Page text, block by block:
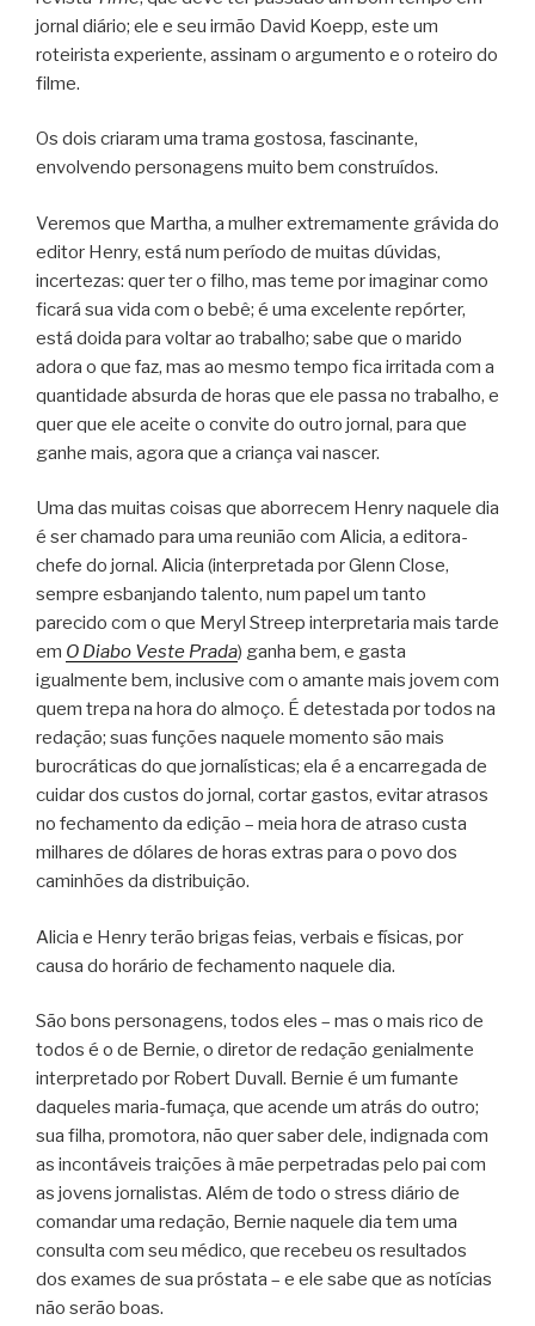
jornal diário; ele e seu irmão David Koepp, este um
roteirista experiente, assinam o argumento e o roteiro do
filme.
Os dois criaram uma trama gostosa, fascinante,
envolvendo personagens muito bem construídos.
Veremos que Martha, a mulher extremamente grávida do
editor Henry, está num período de muitas dúvidas,
incertezas: quer ter o filho, mas teme por imaginar como
ficará sua vida com o bebê; é uma excelente repórter,
está doida para voltar ao trabalho; sabe que o marido
adora o que faz, mas ao mesmo tempo fica irritada com a
quantidade absurda de horas que ele passa no trabalho, e
quer que ele aceite o convite do outro jornal, para que
ganhe mais, agora que a criança vai nascer.
Uma das muitas coisas que aborrecem Henry naquele dia
é ser chamado para uma reunião com Alicia, a editora-
chefe do jornal. Alicia (interpretada por Glenn Close,
sempre esbanjando talento, num papel um tanto
parecido com o que Meryl Streep interpretaria mais tarde
em O Diabo Veste Prada) ganha bem, e gasta
igualmente bem, inclusive com o amante mais jovem com
quem trepa na hora do almoço. É detestada por todos na
redação; suas funções naquele momento são mais
burocráticas do que jornalísticas; ela é a encarregada de
cuidar dos custos do jornal, cortar gastos, evitar atrasos
no fechamento da edição – meia hora de atraso custa
milhares de dólares de horas extras para o povo dos
caminhões da distribuição.
Alicia e Henry terão brigas feias, verbais e físicas, por
causa do horário de fechamento naquele dia.
São bons personagens, todos eles – mas o mais rico de
todos é o de Bernie, o diretor de redação genialmente
interpretado por Robert Duvall. Bernie é um fumante
daqueles maria-fumaça, que acende um atrás do outro;
sua filha, promotora, não quer saber dele, indignada com
as incontáveis traições à mãe perpetradas pelo pai com
as jovens jornalistas. Além de todo o stress diário de
comandar uma redação, Bernie naquele dia tem uma
consulta com seu médico, que recebeu os resultados
dos exames de sua próstata – e ele sabe que as notícias
não serão boas.